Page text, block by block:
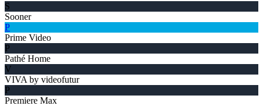
S
Sooner
P
Prime Video
P
Pathé Home
V
VIVA by videofutur
P
Premiere Max